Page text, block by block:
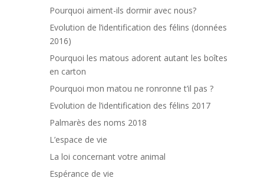
Pourquoi aiment-ils dormir avec nous?
Evolution de l’identification des félins (données
2016)
Pourquoi les matous adorent autant les boîtes
en carton
Pourquoi mon matou ne ronronne t’il pas ?
Evolution de l’identification des félins 2017
Palmarès des noms 2018
L’espace de vie
La loi concernant votre animal
Espérance de vie